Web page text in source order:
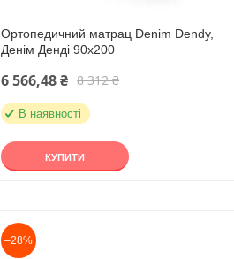
Ортопедичний матрац Denim Dendy,
Денім Денді 90х200
6 566,48 ₴ 8 312 ₴
В наявності
КУПИТИ
–28%